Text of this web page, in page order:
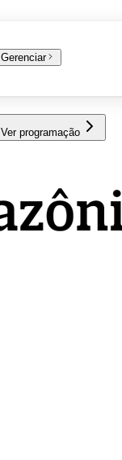
Gerenciar
Ver programação